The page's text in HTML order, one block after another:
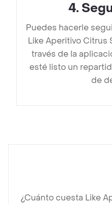
4.
Puedes hacerle
Like Aperitivo Citrus
través de la
esté listo un
de
¿Cuánto cuesta Like